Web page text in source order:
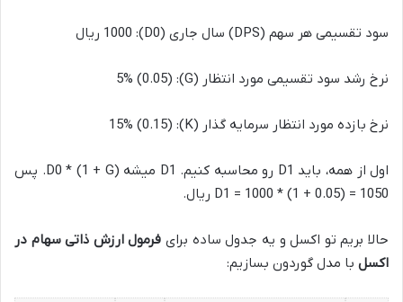
سود تقسیمی هر سهم (DPS) سال جاری (D0): 1000 ریال
نرخ رشد سود تقسیمی مورد انتظار (G): 5% (0.05)
نرخ بازده مورد انتظار سرمایه گذار (K): 15% (0.15)
اول از همه، باید D1 رو محاسبه کنیم. D1 میشه D0 * (1 + G). پس
D1 = 1000 * (1 + 0.05) = 1050 ریال.
حالا بریم تو اکسل و یه جدول ساده برای فرمول ارزش ذاتی سهام در
اکسل با مدل گوردون بسازیم: